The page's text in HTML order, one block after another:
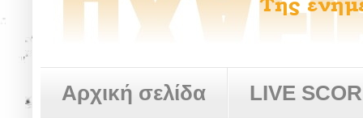
Αρχική σελίδα LIVE